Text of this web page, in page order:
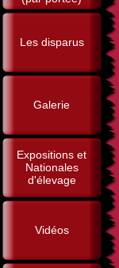
Les disparus
Galerie
Expositions et
Nationales
d'élevage
Vidéos